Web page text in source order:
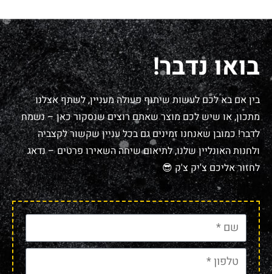
בואו נדבר!
בין אם בא לכם לעשות שיתוף פעולה מעניין, לשתף אצלנו
מתכון, או שיש לכם מוצר שאתם רוצים שנסקור כאן – נשמח
לדבר! כמובן שאנחנו זמינים גם בכל עניין שקשור לקצביה
ולחנות האונליין שלנו, לתיאום שיחה השאירו פרטים – נדאג
לחזור אליכם צ'יק צ'ק 😎